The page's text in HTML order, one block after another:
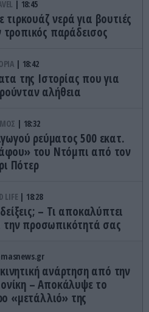
18:45
νερά για βουτιές
παράδεισος
18:42
της Ιστορίας που για
αλήθεια
18:32
ρεύματος 500 εκατ.
του Ντόμπι από τον
Πότερ
LIFE 18:28
– Τι αποκαλύπτει
την προσωπικότητά σας
ανάρτηση από την
– Αποκάλυψε το
«μετάλλιό» της